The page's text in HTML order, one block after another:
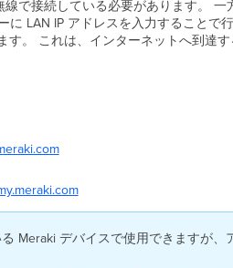
で接続している必要があります。
に LAN IP アドレスを入力すること
す。 これは、インターネットへ到達
Meraki デバイスで使用できますが、